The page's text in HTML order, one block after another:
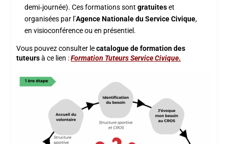
demi‑journée). Ces formations sontgratuiteset
organisées par l’Agence Nationale du Service Civique,
en visioconférence ou en présentiel.
Vous pouvez consulter lecatalogue de formation des
tuteursà ce lien :Formation Tuteurs Service Civique.